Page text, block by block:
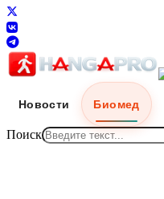
Новости Биомед
Поиск